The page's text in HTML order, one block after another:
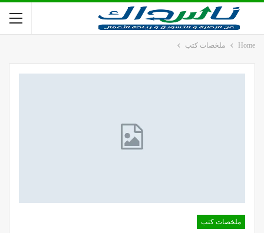
Home ملخصات كتب
ملخصات كتب